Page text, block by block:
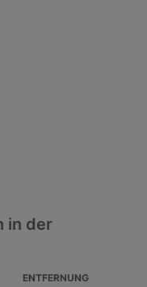
in der
ENTFERNUNG